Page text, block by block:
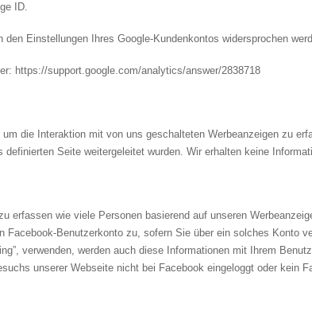
ID.
Einstellungen Ihres Google-Kundenkontos widersprochen
https://support.google.com/analytics/answer/2838718
die Interaktion mit von uns geschalteten Werbeanzeigen zu
Seite weitergeleitet wurden. Wir erhalten keine
erfassen wie viele Personen basierend auf unseren
Facebook-Benutzerkonto zu, sofern Sie über ein solches Konto
verwenden, werden auch diese Informationen mit Ihrem
unserer Webseite nicht bei Facebook eingeloggt oder kein